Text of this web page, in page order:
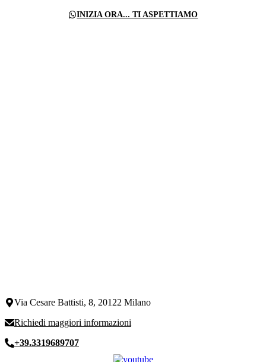
INIZIA ORA... TI ASPETTIAMO
Via Cesare Battisti, 8, 20122 Milano
Richiedi maggiori informazioni
+39.3319689707